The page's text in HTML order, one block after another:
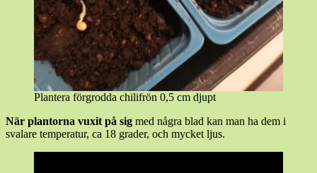
Plantera förgrodda chilifrön 0,5 cm djupt
När plantorna vuxit på sig med några blad kan man ha dem i
svalare temperatur, ca 18 grader, och mycket ljus.